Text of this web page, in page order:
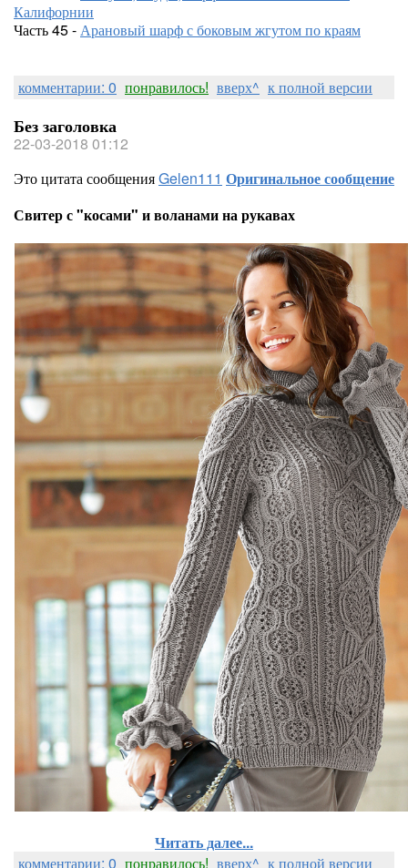
Калифорнии
Часть 45 -Арановый шарф с боковым жгутом по краям
комментарии: 0 понравилось! вверх^ к полной версии
Без заголовка
22-03-2018 01:12
Это цитата сообщенияGelen111 Оригинальное сообщение
Свитер с "косами" и воланами на рукавах
Читать далее...
комментарии: 0 понравилось! вверх^ к полной версии